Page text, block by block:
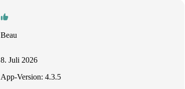
Beau
8. Juli 2026
App-Version: 4.3.5